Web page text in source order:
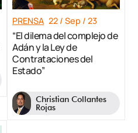
PRENSA 22 / Sep / 23
“El dilema del complejo de
Adán y la Ley de
Contrataciones del
Estado”
Christian Collantes
Rojas